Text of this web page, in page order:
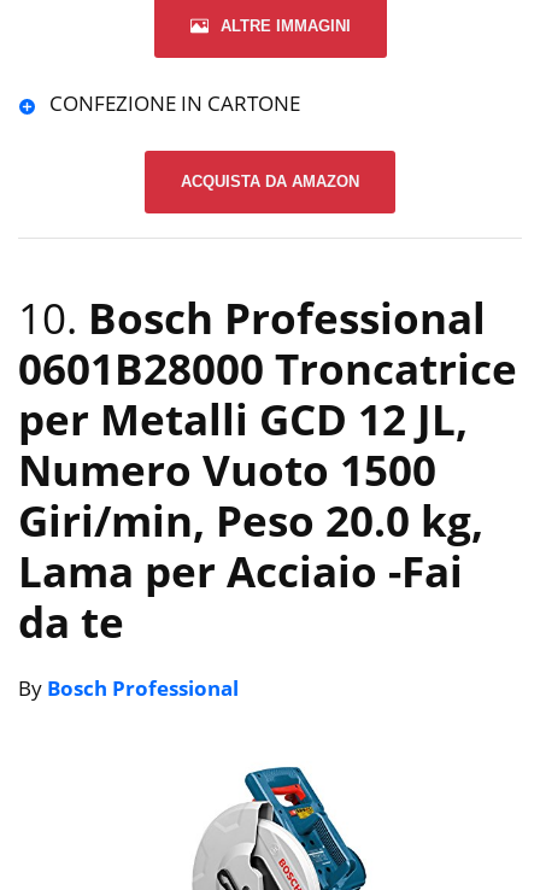
ALTRE IMMAGINI
CONFEZIONE IN CARTONE
ACQUISTA DA AMAZON
10. Bosch Professional
0601B28000 Troncatrice
per Metalli GCD 12 JL,
Numero Vuoto 1500
Giri/min, Peso 20.0 kg,
Lama per Acciaio -Fai
da te
By Bosch Professional